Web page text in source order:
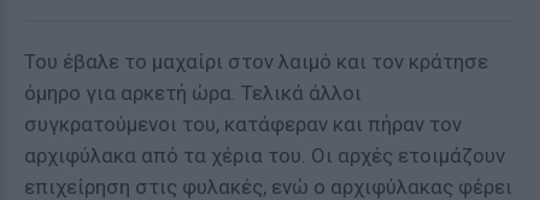
Του έβαλε το μαχαίρι στον λαιμό και τον κράτησε
όμηρο για αρκετή ώρα. Τελικά άλλοι
συγκρατούμενοι του, κατάφεραν και πήραν τον
αρχιφύλακα από τα χέρια του. Οι αρχές ετοιμάζουν
επιχείρηση στις φυλακές, ενώ ο αρχιφύλακας φέρει